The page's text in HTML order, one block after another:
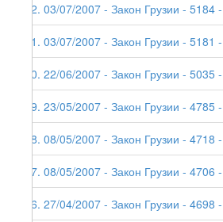
62. 03/07/2007 - Закон Грузии -
61. 03/07/2007 - Закон Грузии -
60. 22/06/2007 - Закон Грузии -
59. 23/05/2007 - Закон Грузии -
58. 08/05/2007 - Закон Грузии -
57. 08/05/2007 - Закон Грузии -
56. 27/04/2007 - Закон Грузии -